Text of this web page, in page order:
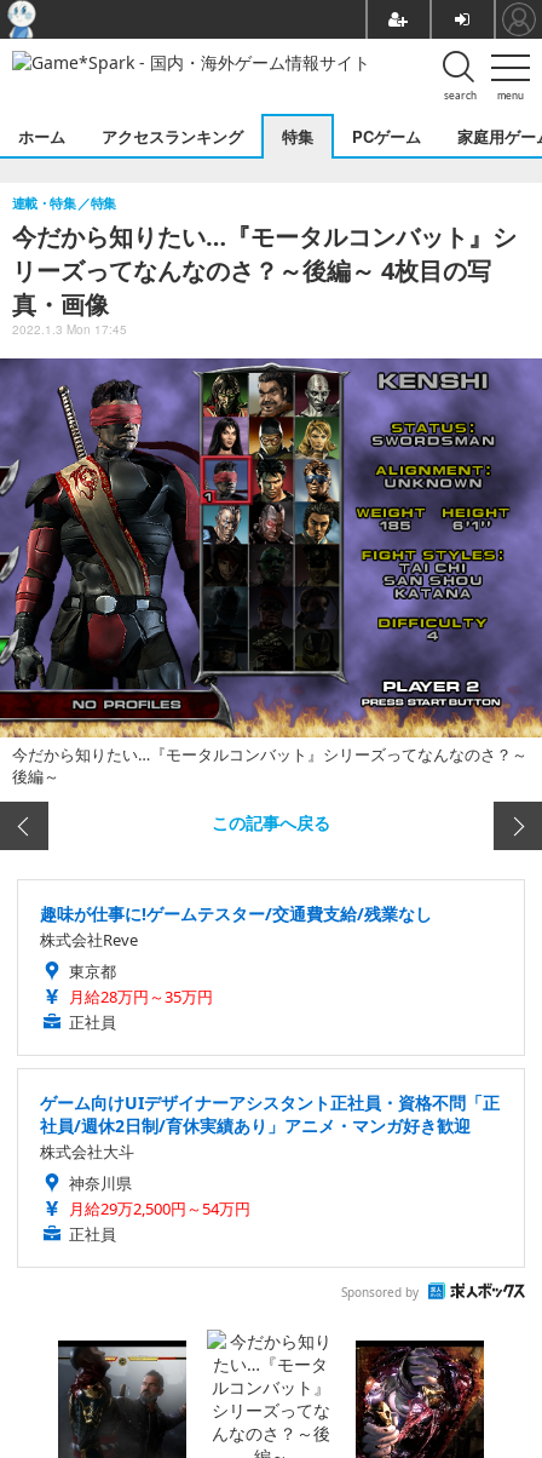
menu
search
ホーム アクセスランキング 特集 PCゲーム 家庭用ゲー
今だから知りたい…『モータルコンバット』シ
リーズってなんなのさ？～後編～ 4枚目の写
真・画像
連載・特集 特集
2022.1.3 Mon 17:45
今だから知りたい…『モータルコンバット』シリーズってなんなのさ？～
後編～
この記事へ戻る
趣味が仕事に!ゲームテスター/交通費支給/残業なし
株式会社Reve
東京都
月給28万円～35万円
正社員
ゲーム向けUIデザイナーアシスタント正社員・資格不問「正
社員/週休2日制/育休実績あり」アニメ・マンガ好き歓迎
株式会社大斗
神奈川県
月給29万2,500円～54万円
正社員
Sponsored by